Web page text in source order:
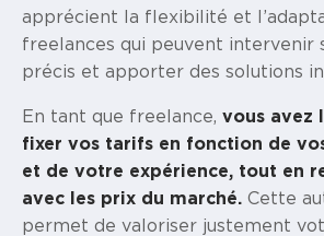
apprécient la flexibilité et
freelances qui peuvent intervenir
précis et apporter des solutions
En tant que freelance, vous avez
fixer vos tarifs en fonction de
et de votre expérience, tout en
avec les prix du marché. Cette
permet de valoriser justement